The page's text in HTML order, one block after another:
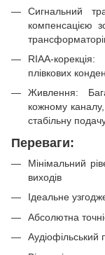
Сигнальний
компенсацією
RIAA-
плівкових
Живлення:
кожному
стабільну
Переваги:
Мінімальний
виходів
Ідеальне
Абсолютна
Аудіофільський